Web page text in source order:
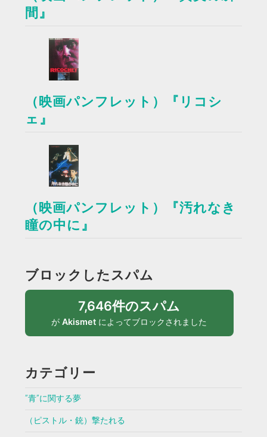
間』
（映画パンフレット）『リコシ
ェ』
（映画パンフレット）『汚れなき
瞳の中に』
ブロックしたスパム
7,646件のスパム
がAkismet によってブロックされました
カテゴリー
”青”に関する夢
（ピストル・銃）撃たれる